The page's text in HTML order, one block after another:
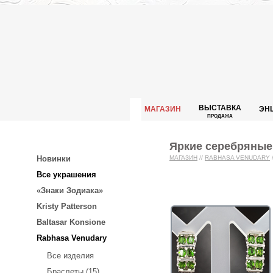
МАГАЗИН ВЫСТАВКА
ПРОДАЖА
Новинки
Все украшения
«Знаки Зодиака»
Kristy Patterson
Baltasar Konsione
Rabhasa Venudary
Все изделия
Яркие
МАГАЗИН // RABHASA VENUDARY